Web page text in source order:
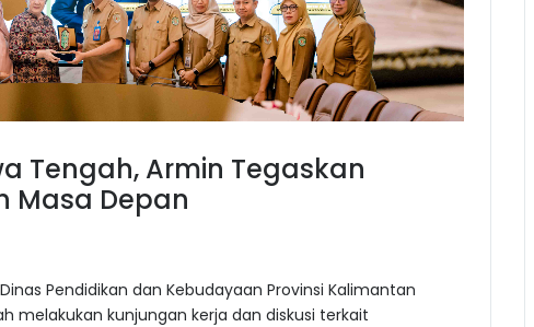
Tengah, Armin Tegaskan
Masa Depan
Pendidikan dan Kebudayaan Provinsi Kalimantan
melakukan kunjungan kerja dan diskusi terkait